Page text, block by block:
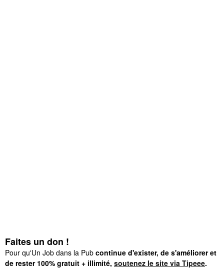
Faites un don !
Pour qu'Un Job dans la Pub continue d'exister, de s'améliorer et
de rester 100% gratuit + illimité, soutenez le site via Tipeee.